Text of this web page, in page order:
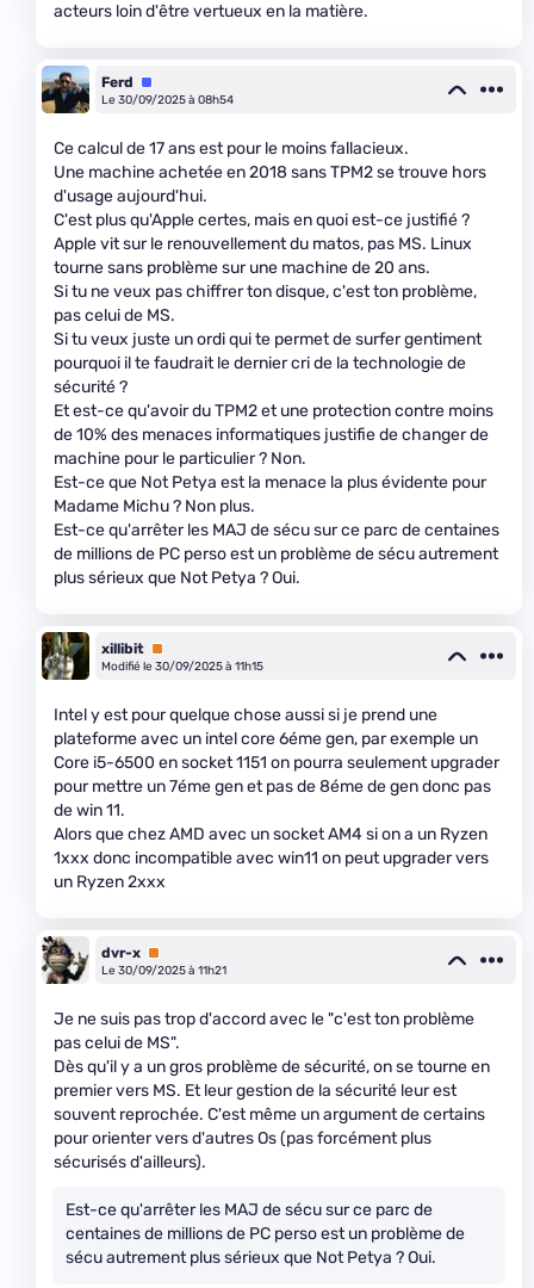
acteurs loin d'être vertueux en la matière.
Ferd
Équipe
Le 30/09/2025 à 08h54
Ce calcul de 17 ans est pour le moins fallacieux.
Une machine achetée en 2018 sans TPM2 se trouve hors
d'usage aujourd'hui.
C'est plus qu'Apple certes, mais en quoi est-ce justifié ?
Apple vit sur le renouvellement du matos, pas MS. Linux
tourne sans problème sur une machine de 20 ans.
Si tu ne veux pas chiffrer ton disque, c'est ton problème,
pas celui de MS.
Si tu veux juste un ordi qui te permet de surfer gentiment
pourquoi il te faudrait le dernier cri de la technologie de
sécurité ?
Et est-ce qu'avoir du TPM2 et une protection contre moins
de 10% des menaces informatiques justifie de changer de
machine pour le particulier ? Non.
Est-ce que Not Petya est la menace la plus évidente pour
Madame Michu ? Non plus.
Est-ce qu'arrêter les MAJ de sécu sur ce parc de centaines
de millions de PC perso est un problème de sécu autrement
plus sérieux que Not Petya ? Oui.
xillibit Premium
Modifié le 30/09/2025 à 11h15
Intel y est pour quelque chose aussi si je prend une
plateforme avec un intel core 6éme gen, par exemple un
Core i5-6500 en socket 1151 on pourra seulement upgrader
pour mettre un 7éme gen et pas de 8éme de gen donc pas
de win 11.
Alors que chez AMD avec un socket AM4 si on a un Ryzen
1xxx donc incompatible avec win11 on peut upgrader vers
un Ryzen 2xxx
dvr-x Premium
Le 30/09/2025 à 11h21
Je ne suis pas trop d'accord avec le "c'est ton problème
pas celui de MS".
Dès qu'il y a un gros problème de sécurité, on se tourne en
premier vers MS. Et leur gestion de la sécurité leur est
souvent reprochée. C'est même un argument de certains
pour orienter vers d'autres Os (pas forcément plus
sécurisés d'ailleurs).
Est-ce qu'arrêter les MAJ de sécu sur ce parc de
centaines de millions de PC perso est un problème de
sécu autrement plus sérieux que Not Petya ? Oui.